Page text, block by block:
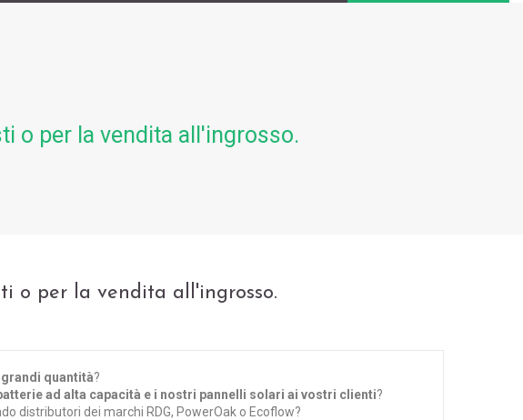
o per la vendita all'ingrosso.
o per la vendita all'ingrosso.
quantità?
ad alta capacità e i nostri pannelli solari ai vostri clienti?
distributori dei marchi RDG, PowerOak o Ecoflow?